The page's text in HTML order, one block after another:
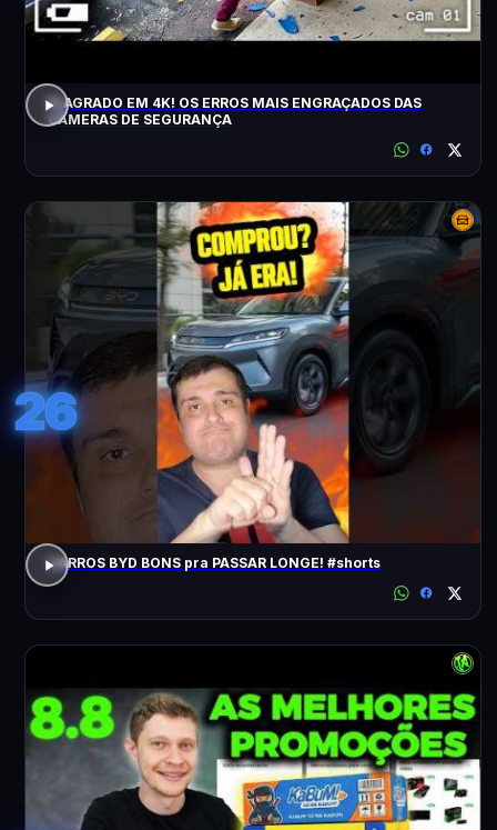
FLAGRADO EM 4K! OS ERROS MAIS ENGRAÇADOS DAS
CÂMERAS DE SEGURANÇA
26
CARROS BYD BONS pra PASSAR LONGE! #shorts